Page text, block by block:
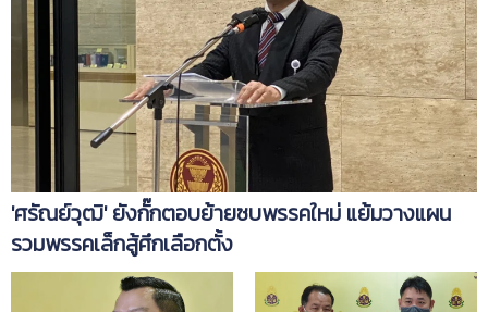
'ศรัณย์วุฒิ' ยังกั๊กตอบย้ายซบพรรคใหม่ แย้มวางแผน
รวมพรรคเล็กสู้ศึกเลือกตั้ง